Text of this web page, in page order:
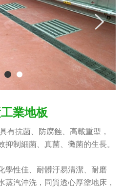
業地板
有抗菌、防腐蝕、高載重型，
制細菌、真菌、黴菌的生長。
學性佳、耐髒汙易清潔、耐磨
蒸汽沖洗，同質透心厚塗地床，